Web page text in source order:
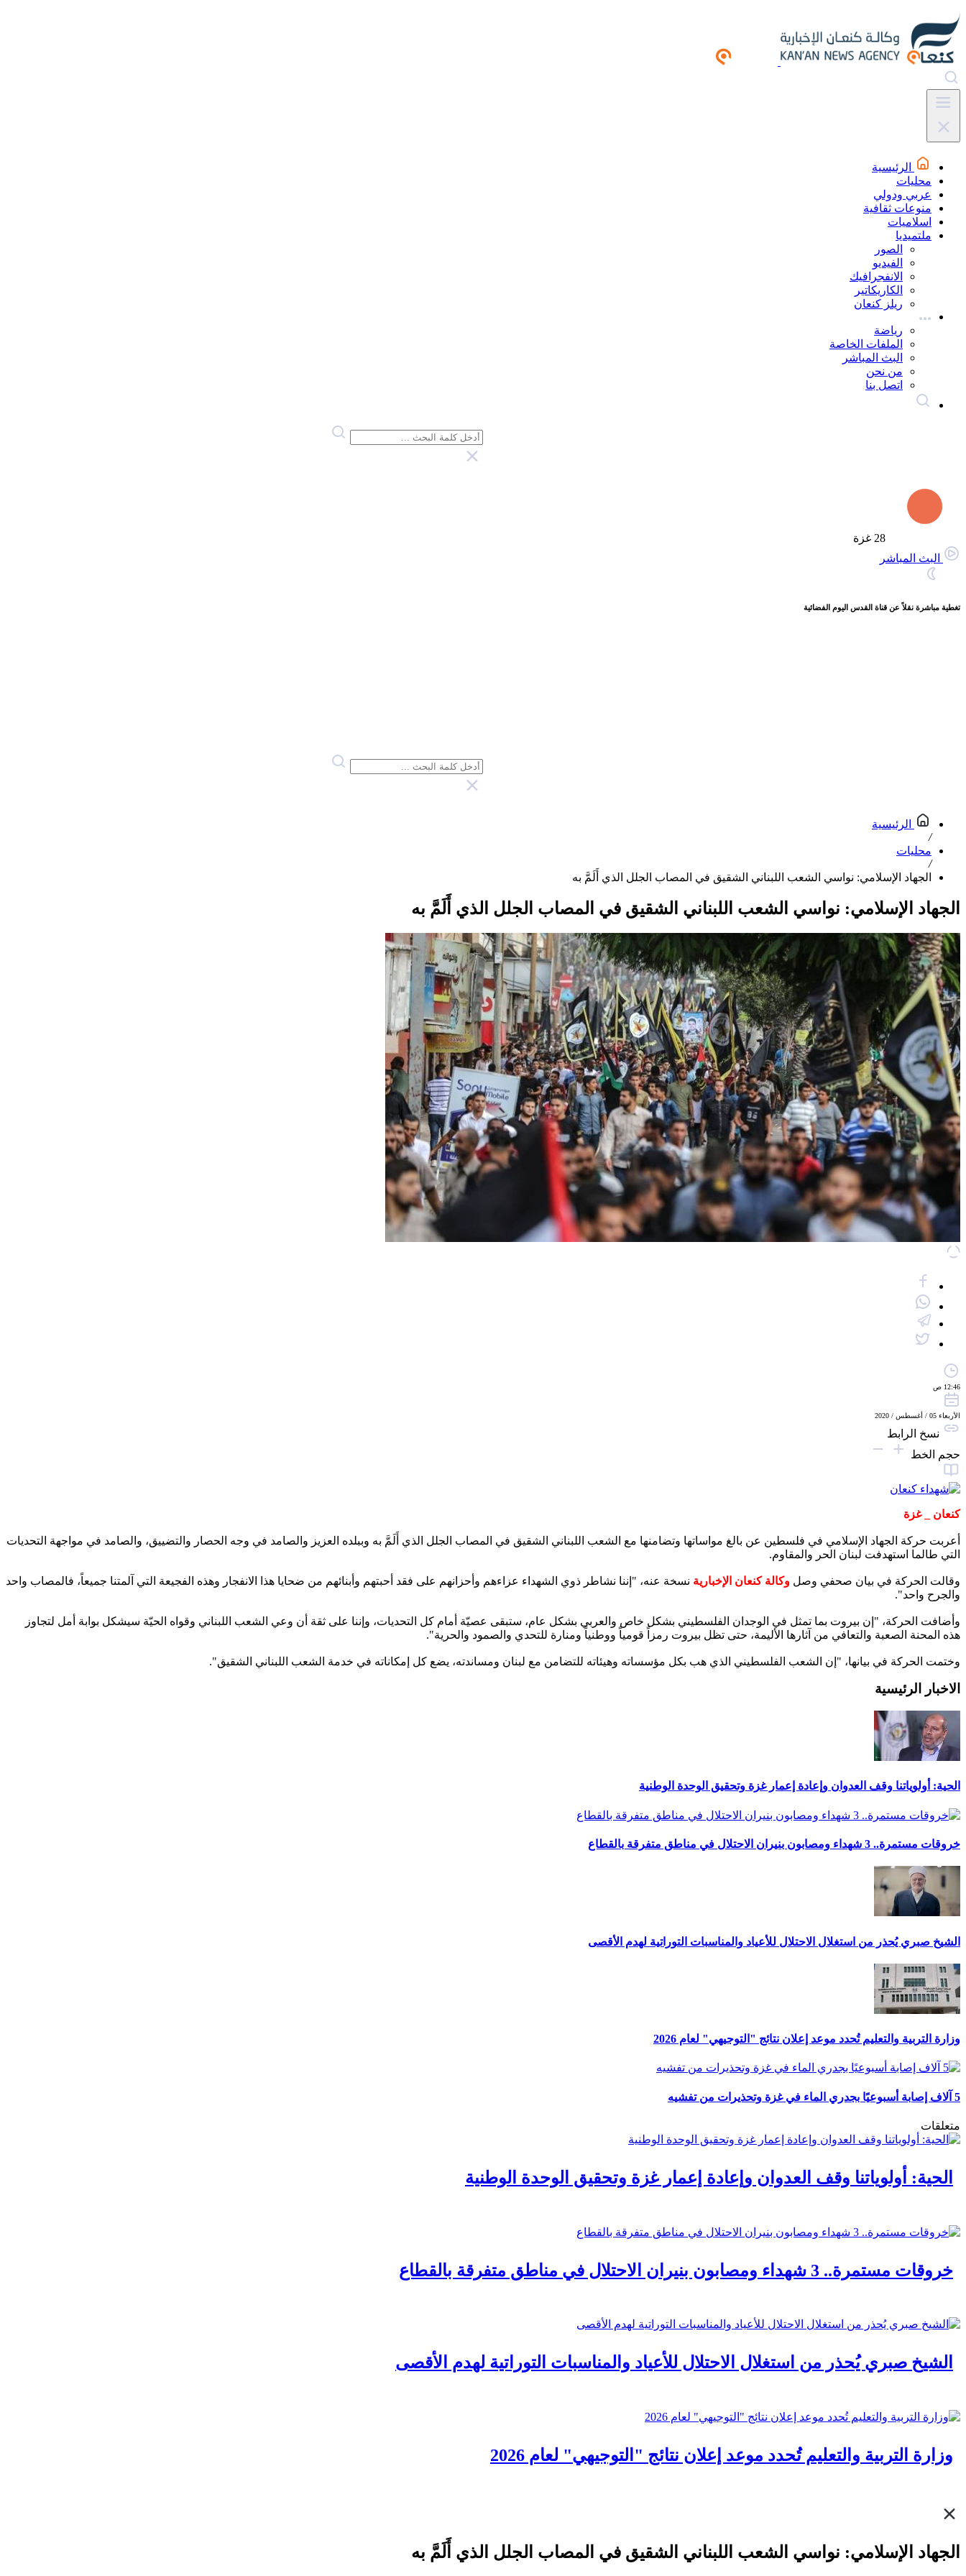
الرئيسية
محليات
عربي ودولي
منوعات ثقافية
اسلاميات
ملتميديا
الصور
الفيديو
الانفجرافيك
الكاريكاتير
ريلز كنعان
رياضة
الملفات الخاصة
البث المباشر
من نحن
اتصل بنا
28 غزة
البث المباشر
تغطية مباشرة نقلاً عن قناة القدس اليوم الفضائية
الرئيسية
/
محليات
/
الجهاد الإسلامي: نواسي الشعب اللبناني الشقيق في المصاب الجلل الذي أَلَمَّ به
الجهاد الإسلامي: نواسي الشعب اللبناني الشقيق في المصاب الجلل الذي أَلَمَّ به
12:46 ص
الأربعاء 05 / أغسطس / 2020
نسخ الرابط
حجم الخط
كنعان _ غزة
أعربت حركة الجهاد الإسلامي في فلسطين عن بالغ مواساتها وتضامنها مع الشعب اللبناني الشقيق في المصاب الجلل الذي أَلَمَّ به وببلده العزيز والصامد في وجه الحصار والتضييق، والصامد في مواجهة التحديات
التي طالما استهدفت لبنان الحر والمقاوم.
وقالت الحركة في بيان صحفي وصل وكالة كنعان الإخبارية نسخة عنه، "إننا نشاطر ذوي الشهداء عزاءهم وأحزانهم على فقد أحبتهم وأبنائهم من ضحايا هذا الانفجار وهذه الفجيعة التي آلمتنا جميعاً، فالمصاب واحد
والجرح واحد".
وأضافت الحركة، "إن بيروت بما تمثل في الوجدان الفلسطيني بشكل خاص والعربي بشكل عام، ستبقى عصيّة أمام كل التحديات، وإننا على ثقة أن وعي الشعب اللبناني وقواه الحيّة سيشكل بوابة أمل لتجاوز
هذه المحنة الصعبة والتعافي من آثارها الأليمة، حتى تظل بيروت رمزاً قومياً ووطنياً ومنارة للتحدي والصمود والحرية".
وختمت الحركة في بيانها، "إن الشعب الفلسطيني الذي هب بكل مؤسساته وهيئاته للتضامن مع لبنان ومساندته، يضع كل إمكاناته في خدمة الشعب اللبناني الشقيق".
الاخبار الرئيسية
الحية: أولوياتنا وقف العدوان وإعادة إعمار غزة وتحقيق الوحدة الوطنية
خروقات مستمرة.. 3 شهداء ومصابون بنيران الاحتلال في مناطق متفرقة بالقطاع
الشيخ صبري يُحذر من استغلال الاحتلال للأعياد والمناسبات التوراتية لهدم الأقصى
وزارة التربية والتعليم تُحدد موعد إعلان نتائج "التوجيهي" لعام 2026
5 آلاف إصابة أسبوعيًا بجدري الماء في غزة وتحذيرات من تفشيه
متعلقات
الحية: أولوياتنا وقف العدوان وإعادة إعمار غزة وتحقيق الوحدة الوطنية
خروقات مستمرة.. 3 شهداء ومصابون بنيران الاحتلال في مناطق متفرقة بالقطاع
الشيخ صبري يُحذر من استغلال الاحتلال للأعياد والمناسبات التوراتية لهدم الأقصى
وزارة التربية والتعليم تُحدد موعد إعلان نتائج "التوجيهي" لعام 2026
الجهاد الإسلامي: نواسي الشعب اللبناني الشقيق في المصاب الجلل الذي أَلَمَّ به